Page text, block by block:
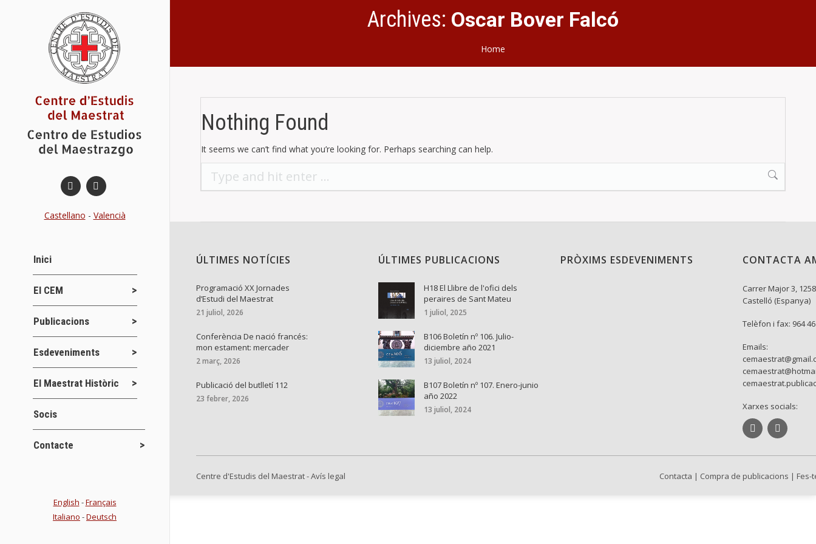
Castellano - Valencià
Inici
El CEM
Publicacions
Esdeveniments
El Maestrat Històric
Socis
Contacte
English -Français
Italiano -Deutsch
Archives: Oscar Bover Falcó
Home
Nothing Found
It seems we can’t find what you’re looking for. Perhaps searching can help.
Search:
ÚLTIMES NOTÍCIES
Programació XX Jornades
d’Estudi del Maestrat
21 juliol, 2026
Conferència De nació francés:
mon estament: mercader
2 març, 2026
Publicació del butlletí 112
23 febrer, 2026
ÚLTIMES PUBLICACIONS
H18 El Llibre de l'ofici dels
peraires de Sant Mateu
1 juliol, 2025
B106 Boletín nº 106. Julio-
diciembre año 2021
13 juliol, 2024
B107 Boletín nº 107. Enero-junio
año 2022
13 juliol, 2024
PRÒXIMS ESDEVENIMENTS CONTACTA
Carrer Major 3,
Castelló (Espanya)
Telèfon i fax: 964
Emails:
Xarxes socials:
Centre d'Estudis del Maestrat-Avís legal Contacta | Compra de publicacions | Fes-